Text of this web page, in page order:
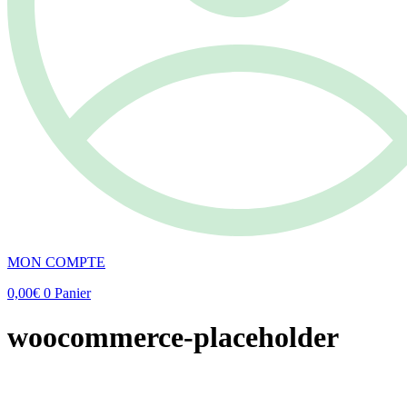
MON COMPTE
0,00€ 0 Panier
woocommerce-placeholder